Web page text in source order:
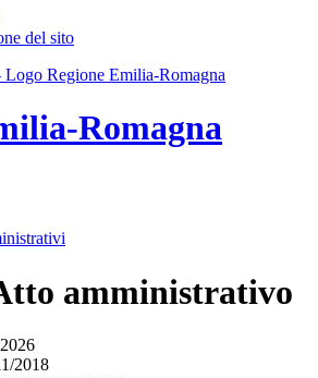
del sito
Romagna
amministrativo
2026
2018